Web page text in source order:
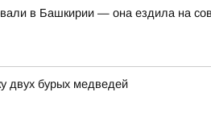
в Башкирии — она ездила на
двух бурых медведей